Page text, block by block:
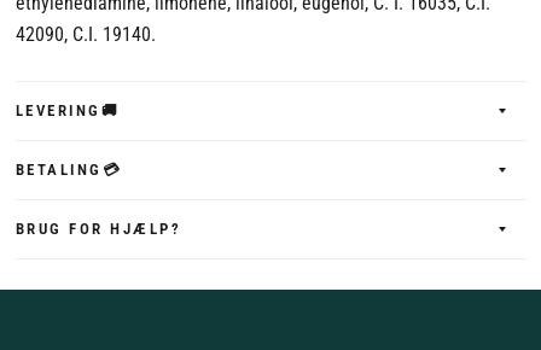
42090, C.I. 19140.
LEVERING🚚
BETALING💳
BRUG FOR HJÆLP?